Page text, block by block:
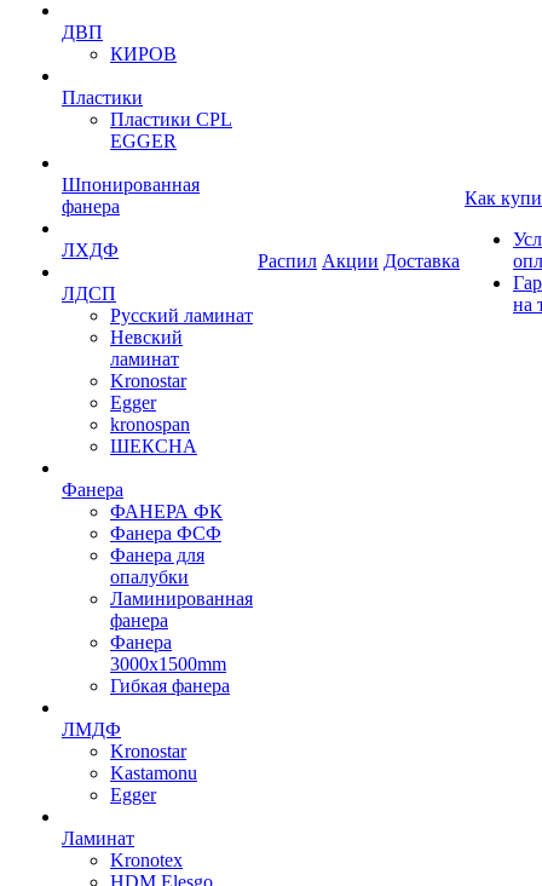
ДВП
КИРОВ
Пластики
Пластики CPL
EGGER
Шпонированная
фанера
ЛХДФ
ЛДСП
Русский ламинат
Невский
ламинат
Kronostar
Egger
kronospan
ШЕКСНА
Фанера
ФАНЕРА ФК
Фанера ФСФ
Фанера для
опалубки
Ламинированная
фанера
Фанера
3000х1500mm
Гибкая фанера
ЛМДФ
Kronostar
Kastamonu
Egger
Ламинат
Kronotex
HDM Elesgo
Распил Акции Доставка
Как
на